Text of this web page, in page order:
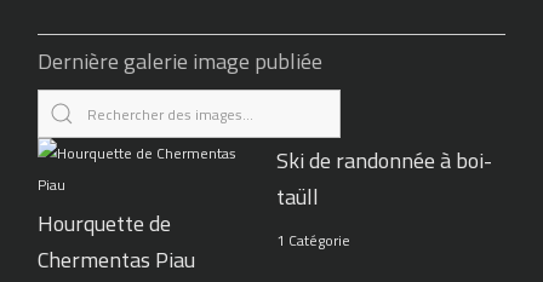
Dernière galerie image publiée
Hourquette de
Chermentas Piau
Ski de randonnée à boi-
taüll
1 Catégorie